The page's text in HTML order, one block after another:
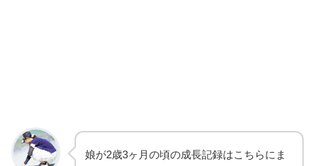
娘が2歳3ヶ月の頃の成長記録はこちらにま